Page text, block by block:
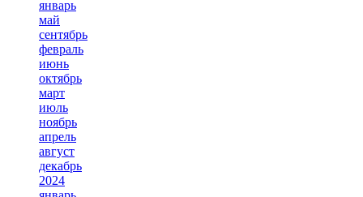
январь
май
сентябрь
февраль
июнь
октябрь
март
июль
ноябрь
апрель
август
декабрь
2024